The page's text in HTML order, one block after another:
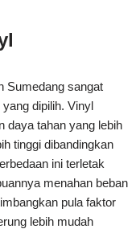
Sumedang sangat
dipilih. Vinyl
daya tahan yang lebih
tinggi dibandingkan
ini terletak
menahan beban
pula faktor
lebih mudah